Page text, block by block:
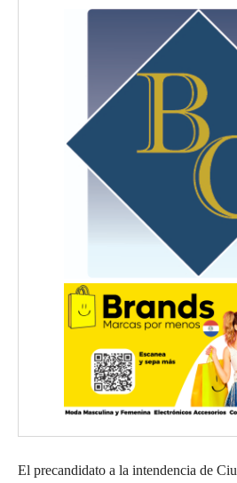
El precandidato a la intendencia de